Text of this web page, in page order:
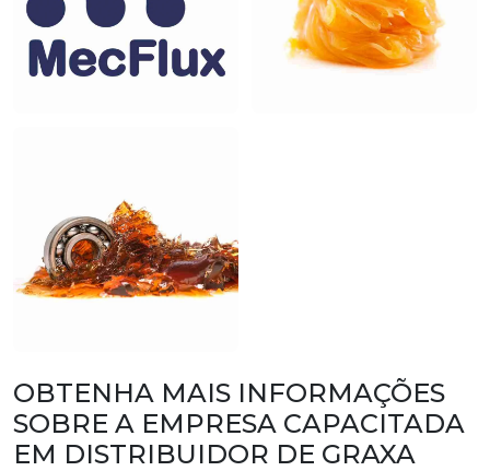
OBTENHA MAIS INFORMAÇÕES
SOBRE A EMPRESA CAPACITADA
EM DISTRIBUIDOR DE GRAXA